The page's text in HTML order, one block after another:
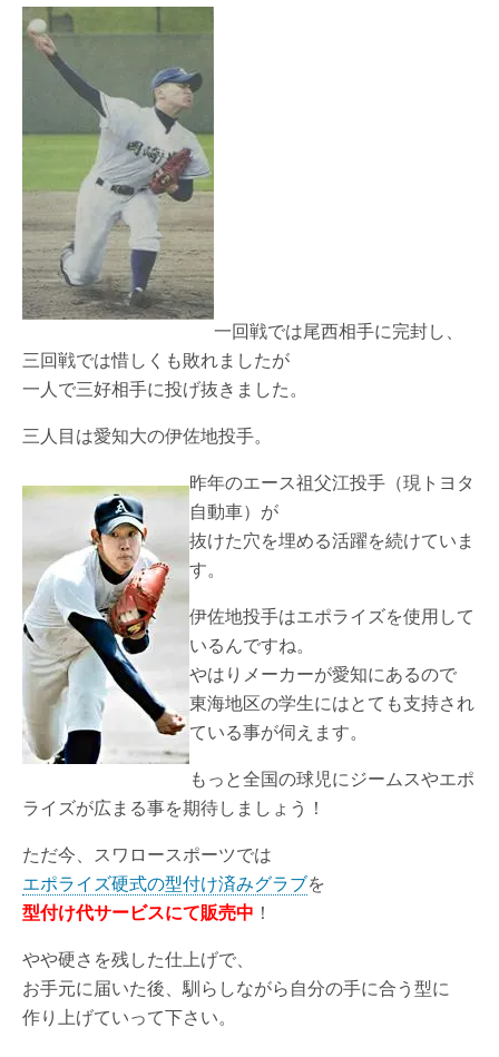
一回戦では尾西相手に完封し、
三回戦では惜しくも敗れましたが
一人で三好相手に投げ抜きました。
三人目は愛知大の伊佐地投手。
昨年のエース祖父江投手（現トヨタ
自動車）が
抜けた穴を埋める活躍を続けていま
す。
伊佐地投手はエポライズを使用して
いるんですね。
やはりメーカーが愛知にあるので
東海地区の学生にはとても支持され
ている事が伺えます。
もっと全国の球児にジームスやエポ
ライズが広まる事を期待しましょう！
ただ今、スワロースポーツでは
エポライズ硬式の型付け済みグラブを
型付け代サービスにて販売中 ！
やや硬さを残した仕上げで、
お手元に届いた後、馴らしながら自分の手に合う型に
作り上げていって下さい。